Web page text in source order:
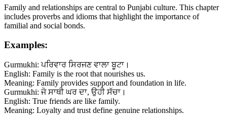
Family and relationships are central to Punjabi culture. This chapter
includes proverbs and idioms that highlight the importance of
familial and social bonds.
Examples:
Gurmukhi: ਪਰਿਵਾਰ ਸਿਰਜਣ ਵਾਲਾ ਬੂਟਾ।
English: Family is the root that nourishes us.
Meaning: Family provides support and foundation in life.
Gurmukhi: ਜੋ ਸਾਥੀ ਘਰ ਦਾ, ਉਹੀ ਸੱਚਾ।
English: True friends are like family.
Meaning: Loyalty and trust define genuine relationships.